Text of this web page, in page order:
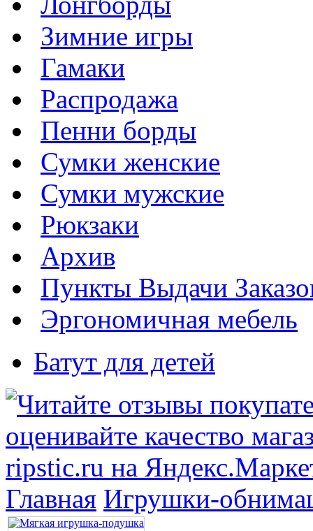
Зимние игры
Гамаки
Распродажа
Пенни борды
Сумки женские
Сумки мужские
Рюкзаки
Архив
Пункты Выдачи
Эргономичная мебель
Батут для детей
Главная Игрушки-